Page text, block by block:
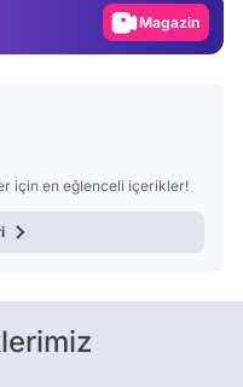
Magazin
için en eğlenceli içerikler!